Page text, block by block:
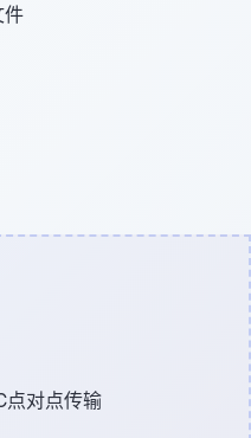
件
点对点传输